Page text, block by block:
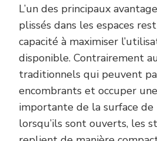
L’un des principaux
plissés dans les espaces
capacité à maximiser
disponible. Contrairement
traditionnels qui peuvent
encombrants et occuper
importante de la surface
lorsqu’ils sont ouverts, les